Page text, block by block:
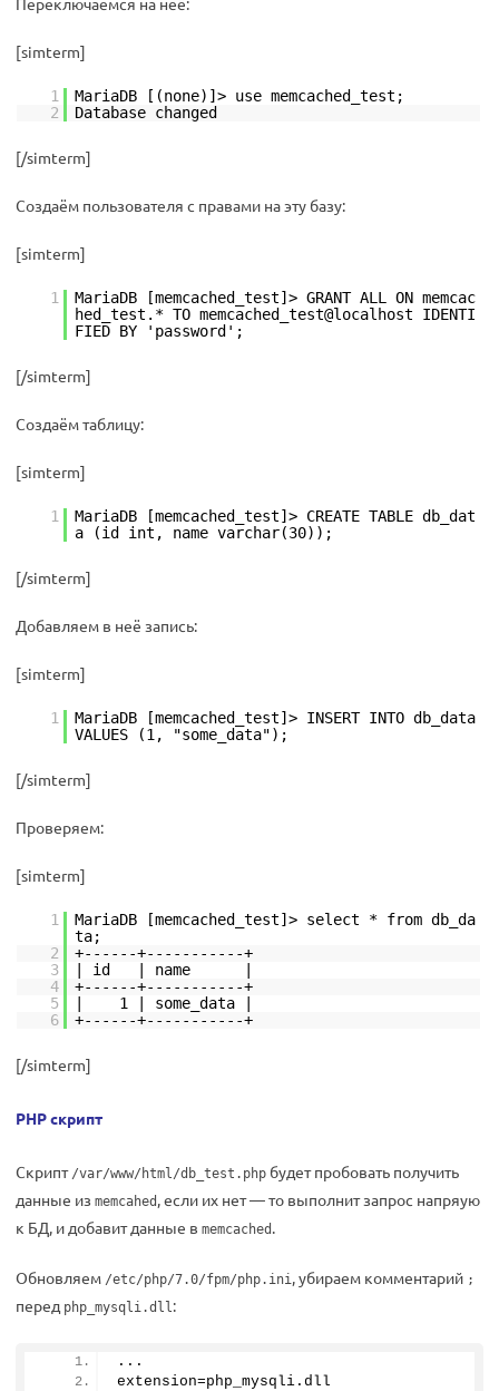
[simterm]
1
MariaDB [(none)]> use memcached_test;
2
Database changed
[/simterm]
Создаём пользователя с правами на эту базу:
[simterm]
1
MariaDB [memcached_test]> GRANT ALL ON memcac
hed_test.* TO memcached_test@localhost IDENTI
FIED BY 'password';
[/simterm]
Создаём таблицу:
[simterm]
1
MariaDB [memcached_test]> CREATE TABLE db_dat
a (id int, name varchar(30));
[/simterm]
Добавляем в неё запись:
[simterm]
1
MariaDB [memcached_test]> INSERT INTO db_data
VALUES (1, "some_data");
[/simterm]
Проверяем:
[simterm]
1
MariaDB [memcached_test]> select * from db_da
ta;
2
+------+-----------+
3
| id | name |
4
+------+-----------+
5
| 1 | some_data |
6
+------+-----------+
[/simterm]
PHP скрипт
Скрипт /var/www/html/db_test.php будет пробовать получить
данные из memcahed , если их нет — то выполнит запрос напряую
к БД, и добавит данные в memcached
Обновляем /etc/php/7.0/fpm/php.ini , убираем комментарий ;
перед php_mysqli.dll :
...
extension=php_mysqli. dll